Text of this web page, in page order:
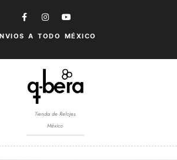
A TODO MÉXICO
Tienda de Relojes
México